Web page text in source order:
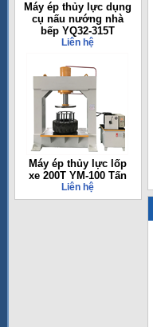
Máy ép thủy lực dụng
cụ nấu nướng nhà
bếp YQ32-315T
Liên hệ
Máy ép thủy lực lốp
xe 200T YM-100 Tấn
Liên hệ